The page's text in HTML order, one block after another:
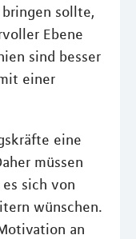
sollte,
Ebene
sind besser
einer
eine
müssen
sich von
wünschen.
an